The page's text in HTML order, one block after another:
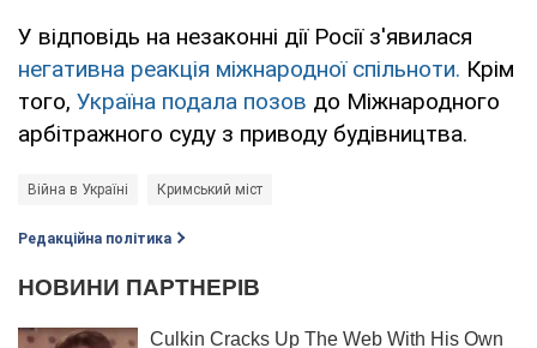
У відповідь на незаконні дії Росії з'явилася
негативна реакція міжнародної спільноти. Крім
того, Україна подала позов до Міжнародного
арбітражного суду з приводу будівництва.
Війна в Україні Кримський міст
Редакційна політика